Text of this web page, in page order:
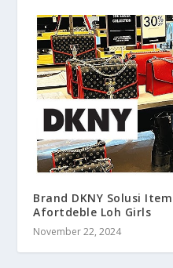
Brand DKNY Solusi
Afortdeble Loh Girls
November 22, 2024